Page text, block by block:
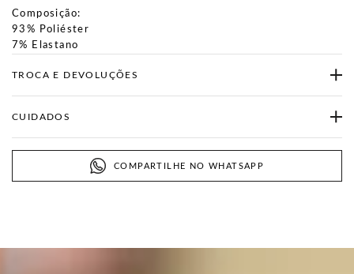
Composição:
93% Poliéster
7% Elastano
TROCA E DEVOLUÇÕES
CUIDADOS
COMPARTILHE NO WHATSAPP